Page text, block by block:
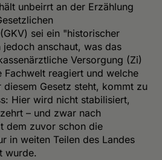
unbeirrt an der Erzählung
sei ein "historischer
jedoch anschaut, was das
Versorgung (Zi)
Fachwelt reagiert und welche
Gesetz steht, kommt zu
Hier wird nicht stabilisiert,
– und zwar nach
dem zuvor schon die
in weiten Teilen des Landes
wurde.